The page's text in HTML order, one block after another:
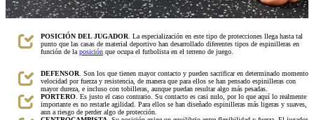
POSICIÓN DEL JUGADOR . La especialización en este tipo de protecciones llega hasta tal
punto que las casas de material deportivo han desarrollado diferentes tipos de espinilleras en
función de la posición que ocupa el futbolista en el terreno de juego.
DEFENSOR . Son los que tienen mayor contacto y pueden sacrificar en determinado momento
velocidad por fuerza y resistencia, de manera que para ellos se han pensado espinilleras con
mayor dureza, e incluso con tobilleras, aunque puedan resultar algo más pesadas.
PORTERO . Es justo el caso contrario. Su contacto es casi nulo, por lo que aquí lo realmente
importante es no restarle agilidad. Para ellos se han diseñado espinilleras más ligeras y suaves,
aun a riesgo de perder algo de protección.